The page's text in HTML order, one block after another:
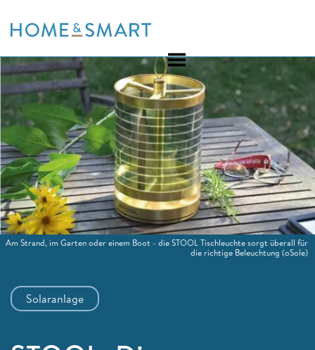
to
Solaranlage
Am Strand, im Garten oder einem Boot - die STOOL Tischleuchte sorgt überall für
die richtige Beleuchtung (oSole)